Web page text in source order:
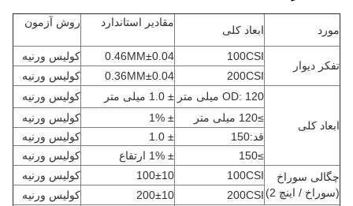
مورد ابعاد کلی
مقادیر استاندارد روش آزمون
تفکر دیوار
100CSI
0.46MM±0.04
کولیس ورنیه
200CSI
0.36MM±0.04 کولیس ورنیه
ابعاد کلی
OD: 120 میلی متر ± 1.0 میلی متر
کولیس ورنیه
≥120 میلی متر
± 1%
کولیس ورنیه
قد:150
± 1.0
کولیس ورنیه
≥150
± 1% ارتفاع
کولیس ورنیه
چگالی سوراخ
(سوراخ / اینچ 2)
100CSI
100±10
کولیس ورنیه
200CSI
200±10 کولیس ورنیه